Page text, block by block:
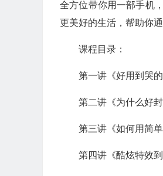
全方位带你用一部手机
更美好的生活，帮助你
课程目录：
第一讲《好用到哭
第二讲《为什么好
第三讲《如何用简
第四讲《酷炫特效